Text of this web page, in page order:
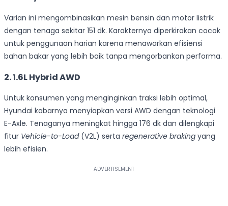
Varian ini mengombinasikan mesin bensin dan motor listrik
dengan tenaga sekitar 151 dk. Karakternya diperkirakan cocok
untuk penggunaan harian karena menawarkan efisiensi
bahan bakar yang lebih baik tanpa mengorbankan performa.
2. 1.6L Hybrid AWD
Untuk konsumen yang menginginkan traksi lebih optimal,
Hyundai kabarnya menyiapkan versi AWD dengan teknologi
E-Axle. Tenaganya meningkat hingga 176 dk dan dilengkapi
fitur Vehicle-to-Load(V2L) serta regenerative braking yang
lebih efisien.